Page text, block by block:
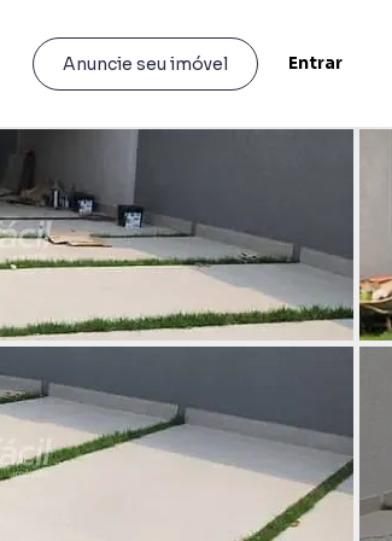
Anuncie seu imóvel Entrar